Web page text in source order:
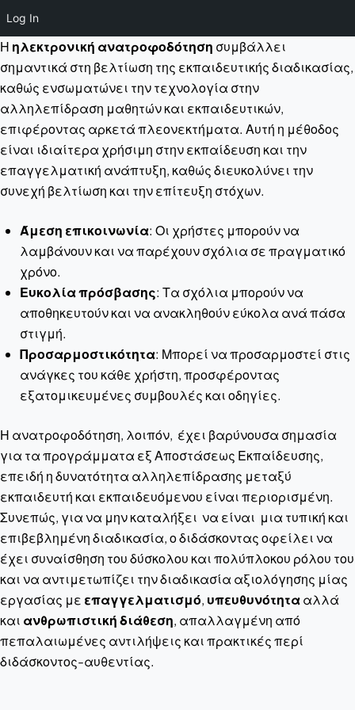
Log In
Η ηλεκτρονική ανατροφοδότηση συμβάλλει
σημαντικά στη βελτίωση της εκπαιδευτικής διαδικασίας,
καθώς ενσωματώνει την τεχνολογία στην
αλληλεπίδραση μαθητών και εκπαιδευτικών,
επιφέροντας αρκετά πλεονεκτήματα. Αυτή η μέθοδος
είναι ιδιαίτερα χρήσιμη στην εκπαίδευση και την
επαγγελματική ανάπτυξη, καθώς διευκολύνει την
συνεχή βελτίωση και την επίτευξη στόχων.
Άμεση επικοινωνία: Οι χρήστες μπορούν να
λαμβάνουν και να παρέχουν σχόλια σε πραγματικό
χρόνο.
Ευκολία πρόσβασης: Τα σχόλια μπορούν να
αποθηκευτούν και να ανακληθούν εύκολα ανά πάσα
στιγμή.
Προσαρμοστικότητα: Μπορεί να προσαρμοστεί στις
ανάγκες του κάθε χρήστη, προσφέροντας
εξατομικευμένες συμβουλές και οδηγίες.
Η ανατροφοδότηση, λοιπόν, έχει βαρύνουσα σημασία
για τα προγράμματα εξ Αποστάσεως Εκπαίδευσης,
επειδή η δυνατότητα αλληλεπίδρασης μεταξύ
εκπαιδευτή και εκπαιδευόμενου είναι περιορισμένη.
Συνεπώς, για να μην καταλήξει να είναι μια τυπική και
επιβεβλημένη διαδικασία, ο διδάσκοντας οφείλει να
έχει συναίσθηση του δύσκολου και πολύπλοκου ρόλου του
και να αντιμετωπίζει την διαδικασία αξιολόγησης μίας
εργασίας με επαγγελματισμό, υπευθυνότητααλλά
και ανθρωπιστική διάθεση, απαλλαγμένη από
πεπαλαιωμένες αντιλήψεις και πρακτικές περί
διδάσκοντος-αυθεντίας.